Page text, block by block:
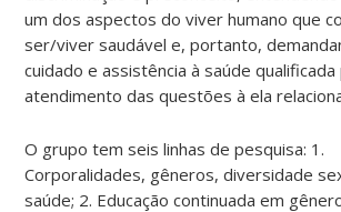
um dos aspectos do viver humano que
ser/viver saudável e, portanto,
cuidado e assistência à saúde qualificada
atendimento das questões à ela
O grupo tem seis linhas de pesquisa: 1.
Corporalidades, gêneros, diversidade
saúde; 2. Educação continuada em